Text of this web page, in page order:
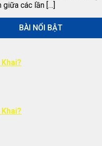
giữa các lần […]
BÀI NỔI BẬT